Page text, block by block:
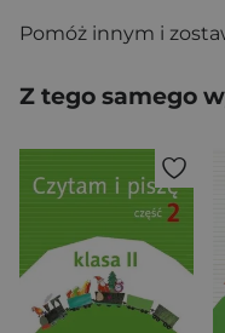
Pomóż innym i
Z tego samego